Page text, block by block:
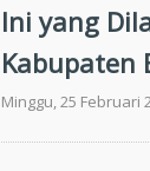
Ini yang
Kabupaten
Menjaga
Minggu, 25 Februari